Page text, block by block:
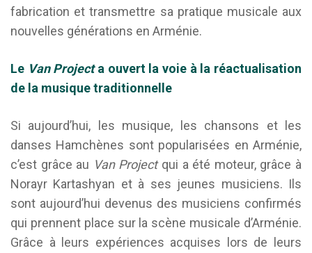
fabrication et transmettre sa pratique musicale aux
nouvelles générations en Arménie.
Le Van Projecta ouvert la voie à la réactualisation
de la musique traditionnelle
Si aujourd’hui, les musique, les chansons et les
danses Hamchènes sont popularisées en Arménie,
c’est grâce au Van Projectqui a été moteur, grâce à
Norayr Kartashyan et à ses jeunes musiciens. Ils
sont aujourd’hui devenus des musiciens confirmés
qui prennent place sur la scène musicale d’Arménie.
Grâce à leurs expériences acquises lors de leurs